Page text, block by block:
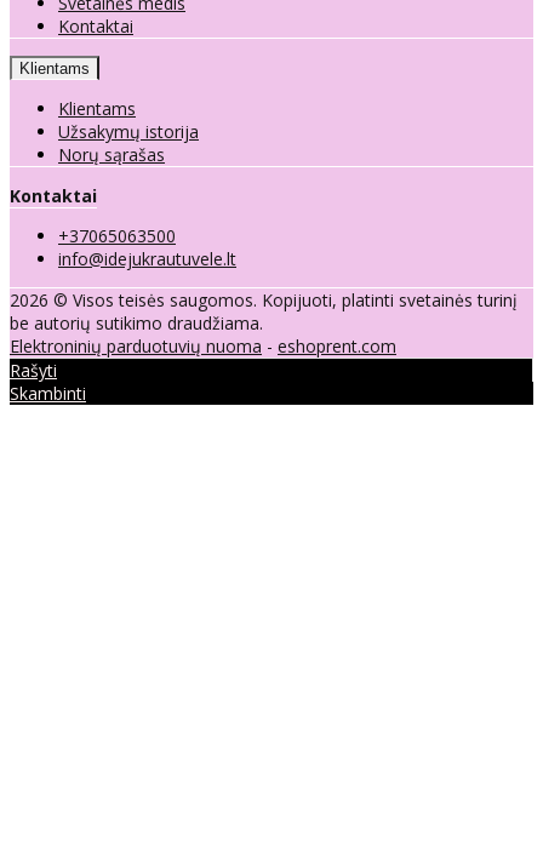
Kontaktai
Klientams
Klientams
Užsakymų istorija
Norų sąrašas
Kontaktai
+37065063500
info@idejukrautuvele.lt
2026 © Visos teisės saugomos. Kopijuoti, platinti svetainės turinį
be autorių sutikimo draudžiama.
Elektroninių parduotuvių nuoma - eshoprent.com
Rašyti
Skambinti